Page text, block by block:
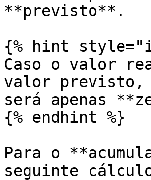
**previsto**.
{% hint
Caso o valor
valor
será apenas
{% endhint %}
Para o
seguinte